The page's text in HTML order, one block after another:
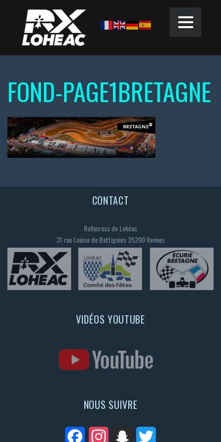
FOND-PAGE1BRETAGNE
CONTACT
Rallycross de Lohéac
31 rue Louise de Bettignies 35200 Rennes
VIDÉOS YOUTUBE
NOUS SUIVRE
FacebookInstagramSnapchat